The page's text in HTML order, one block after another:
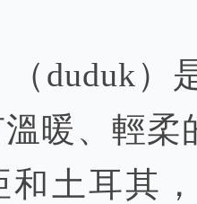
（duduk
暖、輕
和土耳其